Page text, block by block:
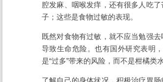
腔发麻、咽喉发痒，还有很多人吃
子；这些是食物过敏的表现。
既然对食物有过敏，就不应当勉强
导致生命危险。也有国外研究表明
是“过多”带来的风险，而不是柑橘类
了解自己的身体状况，积极治疗胃